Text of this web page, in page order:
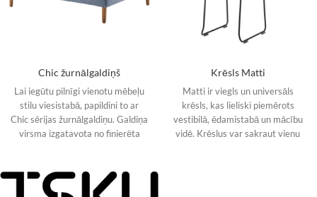
Chic žurnālgaldiņš
Lai iegūtu pilnīgi vienotu mēbeļu
stilu viesistabā, papildini to ar
Chic sērijas žurnālgaldiņu. Galdiņa
virsma izgatavota no finierēta
Krēsls Matti
Matti ir viegls un universāls
krēsls, kas lieliski piemērots
vestibilā, ēdamistabā un mācību
vidē. Krēslus var sakraut vienu